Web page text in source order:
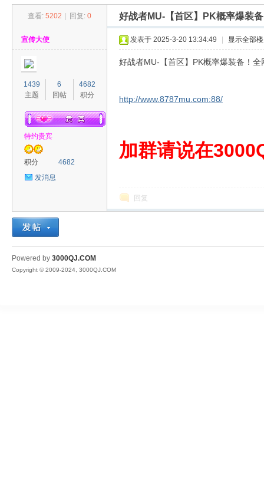
QJ
› ›
查看: 5202 回复: 0 好战者MU-【首区】PK概率爆装
宣传大使
1439
主题
6
回帖
4682
积分
特约贵宾
积分
4682
发消息
发表于 2025-3-20 13:34:49 显示全部
好战者MU-【首区】PK概率爆装备！
http://www.8787mu.com:88/
加群请说在
回复
Powered by 3000QJ.COM
Copyright © 2009-2024, 3000QJ.COM